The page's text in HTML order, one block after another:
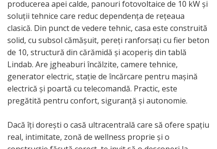
producerea apei calde, panouri fotovoltaice de 10 kW și
soluții tehnice care reduc dependența de rețeaua
clasică. Din punct de vedere tehnic, casa este construită
solid, cu subsol cămășuit, pereți ranforsați cu fier beton
de 10, structură din cărămidă și acoperiș din tablă
Lindab. Are jgheaburi încălzite, camere tehnice,
generator electric, stație de încărcare pentru mașină
electrică și poartă cu telecomandă. Practic, este
pregătită pentru confort, siguranță și autonomie.
Dacă îți dorești o casă ultracentrală care să ofere spațiu
real, intimitate, zonă de wellness proprie și o